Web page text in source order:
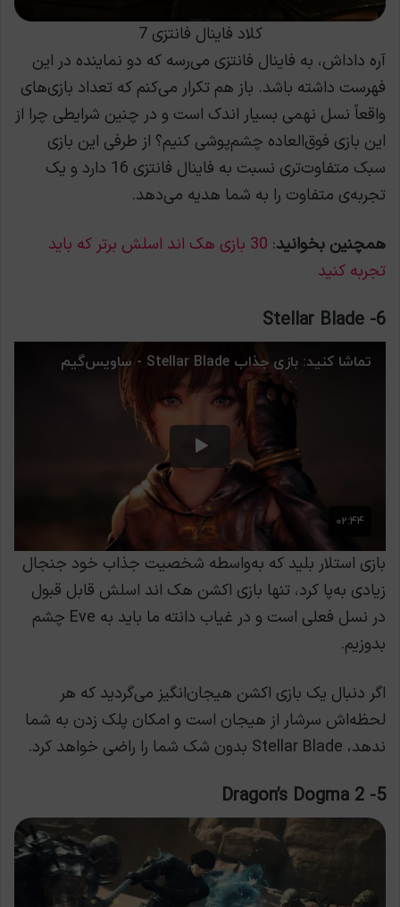
کلاد فاینال فانتزی 7
آره داداش، به فاینال فانتزی می‌رسه که دو نماینده در این
فهرست داشته باشد. باز هم تکرار می‌کنم که تعداد بازی‌های
واقعاً نسل نهمی بسیار اندک است و در چنین شرایطی چرا از
این بازی فوق‌العاده چشم‌پوشی کنیم؟ از طرفی این بازی
سبک متفاوت‌تری نسبت به فاینال فانتزی 16 دارد و یک
تجربه‌ی متفاوت را به شما هدیه می‌دهد.
همچنین بخوانید:
30 بازی هک اند اسلش برتر که باید
تجربه کنید
6- Stellar Blade
بازی استلار بلید که به‌واسطه شخصیت جذاب خود جنجال
زیادی به‌پا کرد، تنها بازی اکشن هک اند اسلش قابل قبول
در نسل فعلی است و در غیاب دانته ما باید به Eve چشم
بدوزیم.
اگر دنبال یک بازی اکشن هیجان‌انگیز می‌گردید که هر
لحظه‌اش سرشار از هیجان است و امکان پلک زدن به شما
ندهد، Stellar Blade بدون شک شما را راضی خواهد کرد.
5- Dragon’s Dogma 2